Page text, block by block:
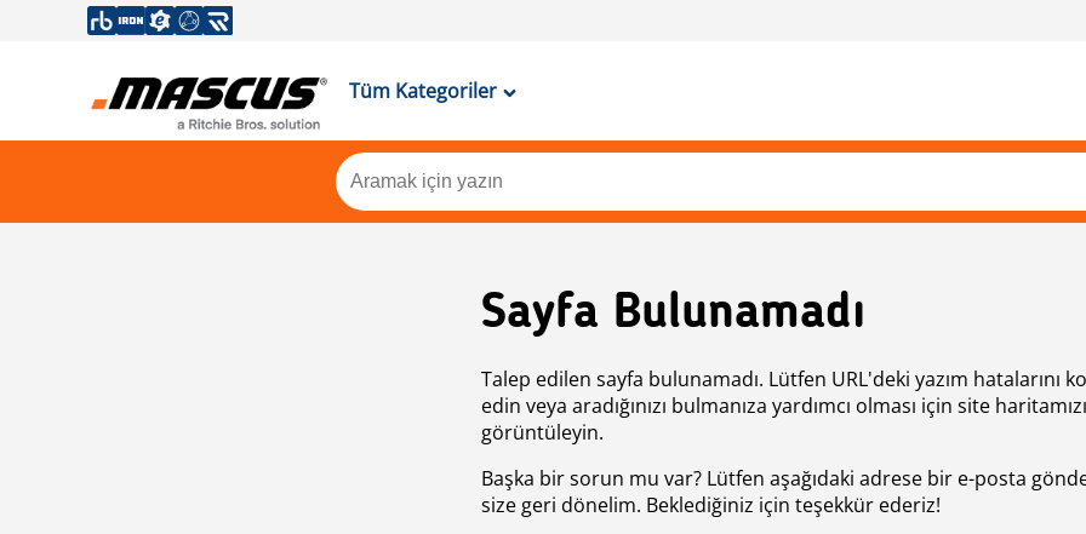
Tüm Kategoriler
Sayfa Bulunamadı
Talep edilen sayfa bulunamadı. Lütfen URL'deki yazım hatalarını
edin veya aradığınızı bulmanıza yardımcı olması için site haritamızı
görüntüleyin.
Başka bir sorun mu var? Lütfen aşağıdaki adrese bir e-posta
size geri dönelim. Beklediğiniz için teşekkür ederiz!